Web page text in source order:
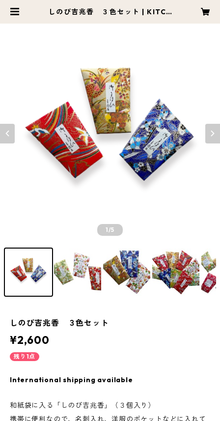
しのび吉兆香 ３色セット | KITCH
1/5
しのび吉兆香 ３色セット
¥2,600
残り1点
International shipping available
和紙袋に入る「しのび吉兆香」（３個入り）
携帯に便利なので、名刺入れ、洋服のポケットなどに入れて